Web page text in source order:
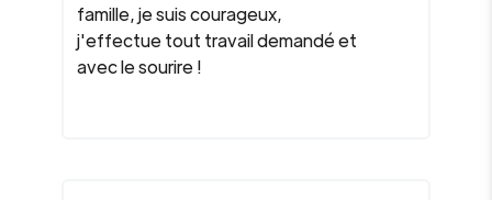
famille, je suis courageux,
j'effectue tout travail demandé et
avec le sourire !